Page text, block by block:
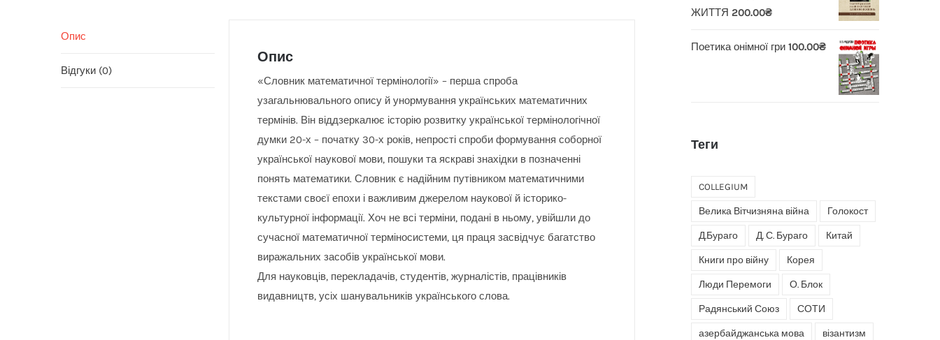
Опис
Відгуки (0)
Опис
«Словник математичної термінології» – перша спроба
узагальнювального опису й унормування українських математичних
термінів. Він віддзеркалює історію розвитку української термінологічної
думки 20-х – початку 30-х років, непрості спроби формування соборної
української наукової мови, пошуки та яскраві знахідки в позначенні
понять математики. Словник є надійним путівником математичними
текстами своєї епохи і важливим джерелом наукової й історико-
культурної інформації. Хоч не всі терміни, подані в ньому, увійшли до
сучасної математичної терміносистеми, ця праця засвідчує багатство
виражальних засобів української мови.
Для науковців, перекладачів, студентів, журналістів, працівників
видавництв, усіх шанувальників українського слова.
ЖИТТЯ 200.00₴
Поетика онімної гри 100.00₴
Теги
COLLEGIUM
Велика Вітчизняна війна Голокост
Д.Бураго Д. С. Бураго Китай
Книги про війну Корея
Люди Перемоги О. Блок
Радянський Союз СОТИ
азербайджанська мова візантизм